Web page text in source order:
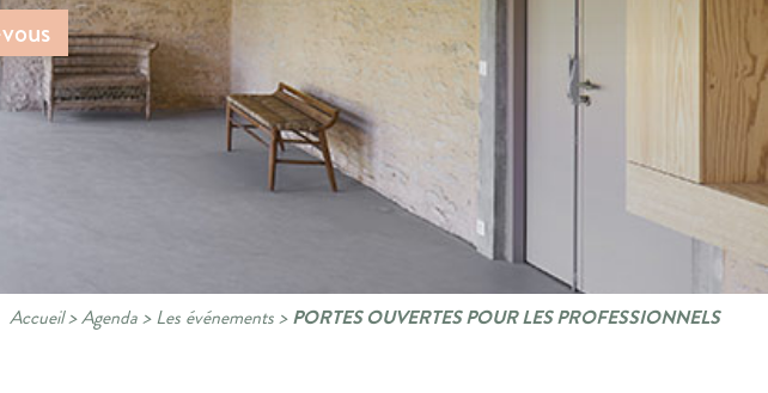
Accueil>Agenda>Les événements>PORTES OUVERTES POUR LES PROFESSIONNELS